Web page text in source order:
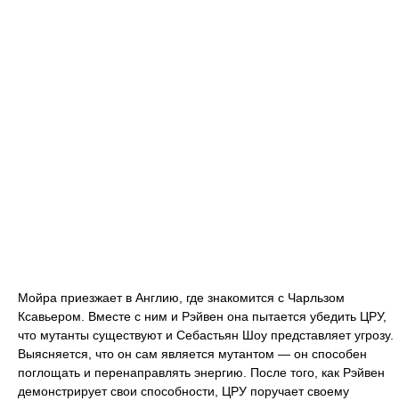
Мойра приезжает в Англию, где знакомится с Чарльзом
Ксавьером. Вместе с ним и Рэйвен она пытается убедить ЦРУ,
что мутанты существуют и Себастьян Шоу представляет угрозу.
Выясняется, что он сам является мутантом — он способен
поглощать и перенаправлять энергию. После того, как Рэйвен
демонстрирует свои способности, ЦРУ поручает своему